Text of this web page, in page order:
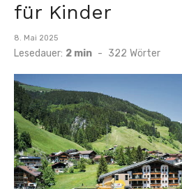
für Kinder
Veröffentlicht
am
8. Mai 2025
Lesedauer: 2 min - 322 Wörter